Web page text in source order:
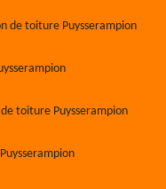
de toiture Puysserampion
toiture Puysserampion